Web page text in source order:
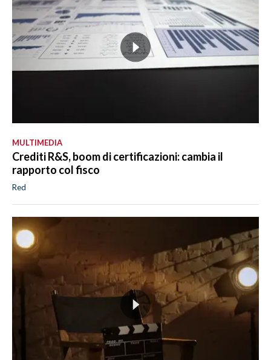
MULTIMEDIA
Crediti R&S, boom di certificazioni: cambia il
rapporto col fisco
Red